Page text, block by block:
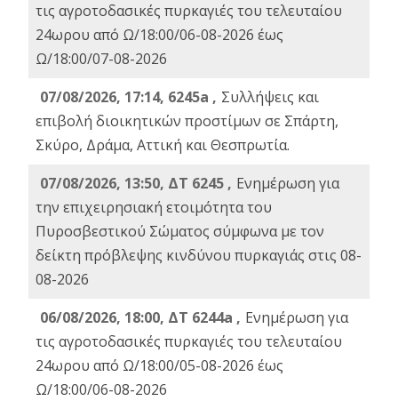
τις αγροτοδασικές πυρκαγιές του τελευταίου
24ωρου από Ω/18:00/06-08-2026 έως
Ω/18:00/07-08-2026
07/08/2026, 17:14, 6245a , Συλλήψεις και
επιβολή διοικητικών προστίμων σε Σπάρτη,
Σκύρο, Δράμα, Αττική και Θεσπρωτία.
07/08/2026, 13:50, ΔΤ 6245 , Ενημέρωση για
την επιχειρησιακή ετοιμότητα του
Πυροσβεστικού Σώματος σύμφωνα με τον
δείκτη πρόβλεψης κινδύνου πυρκαγιάς στις 08-
08-2026
06/08/2026, 18:00, ΔΤ 6244a , Ενημέρωση για
τις αγροτοδασικές πυρκαγιές του τελευταίου
24ωρου από Ω/18:00/05-08-2026 έως
Ω/18:00/06-08-2026